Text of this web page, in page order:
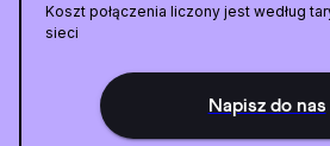
Koszt połączenia liczony jest według
sieci
Napisz do nas